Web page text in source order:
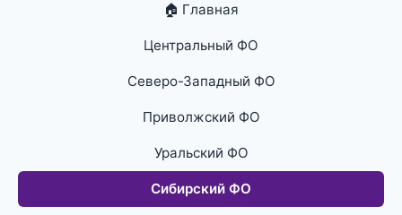
🏠 Главная
Центральный ФО
Северо-Западный ФО
Приволжский ФО
Уральский ФО
Сибирский ФО